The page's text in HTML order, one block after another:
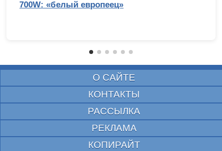
700W: «белый европеец»
О САЙТЕ
КОНТАКТЫ
РАССЫЛКА
РЕКЛАМА
КОПИРАЙТ